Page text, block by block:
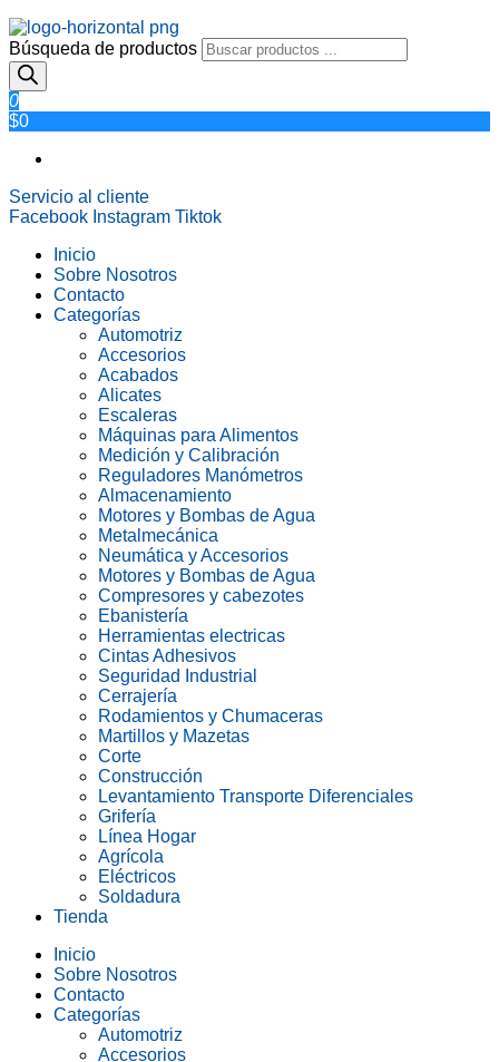
Búsqueda de productos
0
$0
Servicio al cliente
Facebook Instagram Tiktok
Inicio
Sobre Nosotros
Contacto
Categorías
Automotriz
Accesorios
Acabados
Alicates
Escaleras
Máquinas para Alimentos
Medición y Calibración
Reguladores Manómetros
Almacenamiento
Motores y Bombas de Agua
Metalmecánica
Neumática y Accesorios
Motores y Bombas de Agua
Compresores y cabezotes
Ebanistería
Herramientas electricas
Cintas Adhesivos
Seguridad Industrial
Cerrajería
Rodamientos y Chumaceras
Martillos y Mazetas
Corte
Construcción
Levantamiento Transporte Diferenciales
Grifería
Línea Hogar
Agrícola
Eléctricos
Soldadura
Tienda
Inicio
Sobre Nosotros
Contacto
Categorías
Automotriz
Accesorios